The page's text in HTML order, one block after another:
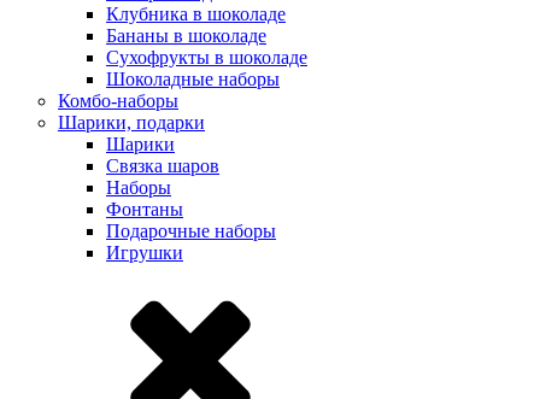
Клубника в шоколаде
Бананы в шоколаде
Сухофрукты в шоколаде
Шоколадные наборы
Комбо-наборы
Шарики, подарки
Шарики
Связка шаров
Наборы
Фонтаны
Подарочные наборы
Игрушки